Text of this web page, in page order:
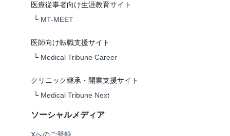
医療従事者向け生涯教育サイト
└ MT-MEET
医師向け転職支援サイト
└ Medical Tribune Career
クリニック継承・開業支援サイト
└ Medical Tribune Next
ソーシャルメディア